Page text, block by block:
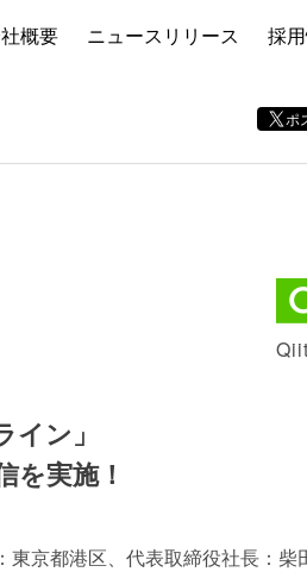
概要 ニュースリリース 採
ポ
イン」
を実施！
京都港区、代表取締役社長：柴